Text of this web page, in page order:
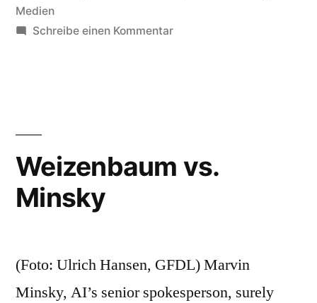
Medien
Schreibe einen Kommentarzu
Weizenbaum vs.
Minsky
(Foto: Ulrich Hansen, GFDL) Marvin
Minsky, AI’s senior spokesperson, surely